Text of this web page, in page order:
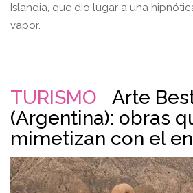
Islandia, que dio lugar a una
vapor.
TURISMO
Arte
(Argentina): obras
mimetizan con el